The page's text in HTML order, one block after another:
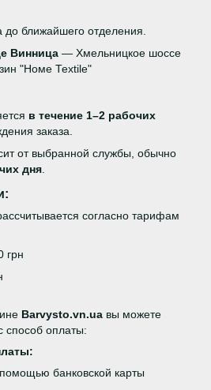
до ближайшего отделения.
Винница — Хмельницкое шоссе
"Номе Теxtile"
в течение 1–2 рабочих
заказа.
от выбранной службы, обычно
дня.
согласно тарифам
грн
Barvysto.vn.ua вы можете
способ оплаты:
банковской карты